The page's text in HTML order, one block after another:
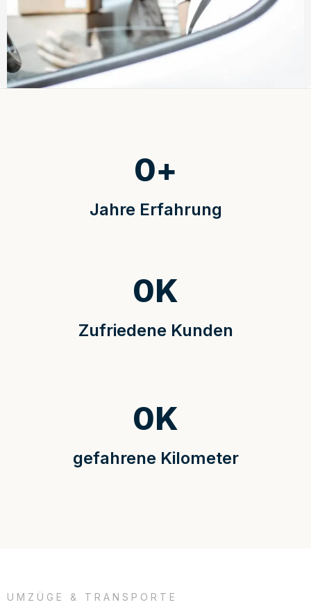
Jahre Erfahrung
0+
Zufriedene Kunden
0K
gefahrene Kilometer
0K
UMZÜGE & TRANSPORTE